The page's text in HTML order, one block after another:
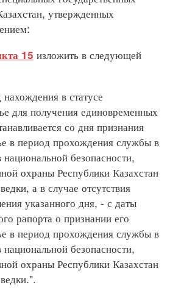
утвержденных
15 изложить в следующей
в статусе
для получения единовременных
со дня признания
в период прохождения службы в
безопасности,
охраны Республики Казахстан
а в случае отсутствия
указанного дня, - с даты
рапорта о признании его
в период прохождения службы в
безопасности,
охраны Республики Казахстан